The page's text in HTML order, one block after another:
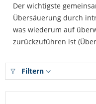
Der wichtigste
Übersäuerung durch
was wiederum auf
zurückzuführen ist
Filtern